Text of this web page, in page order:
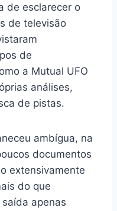
de esclarecer o
de televisão
de
a Mutual UFO
análises,
de pistas.
ambígua, na
documentos
extensivamente
do que
apenas